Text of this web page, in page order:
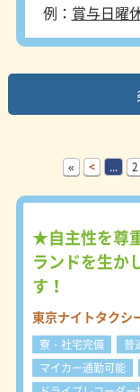
国分寺市(1)
例： 賞与日曜
« < ... 2
★自主性を尊
ランドを生か
す！
東京ナイトタクシ
寮・社宅完備 普
マイカー通勤可能